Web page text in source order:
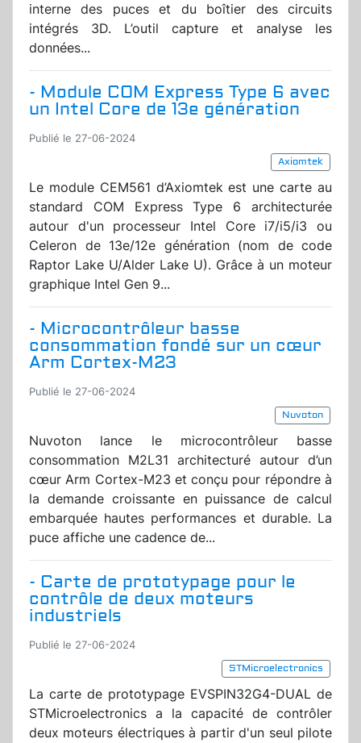
interne des puces et du boîtier des circuits
intégrés 3D. L’outil capture et analyse les
données...
- Module COM Express Type 6 avec
un Intel Core de 13e génération
Publié le 27-06-2024
Axiomtek
Le module CEM561 d’Axiomtek est une carte au
standard COM Express Type 6 architecturée
autour d'un processeur Intel Core i7/i5/i3 ou
Celeron de 13e/12e génération (nom de code
Raptor Lake U/Alder Lake U). Grâce à un moteur
graphique Intel Gen 9...
- Microcontrôleur basse
consommation fondé sur un cœur
Arm Cortex-M23
Publié le 27-06-2024
Nuvoton
Nuvoton lance le microcontrôleur basse
consommation M2L31 architecturé autour d’un
cœur Arm Cortex-M23 et conçu pour répondre à
la demande croissante en puissance de calcul
embarquée hautes performances et durable. La
puce affiche une cadence de...
- Carte de prototypage pour le
contrôle de deux moteurs
industriels
Publié le 27-06-2024
STMicroelectronics
La carte de prototypage EVSPIN32G4-DUAL de
STMicroelectronics a la capacité de contrôler
deux moteurs électriques à partir d'un seul pilote